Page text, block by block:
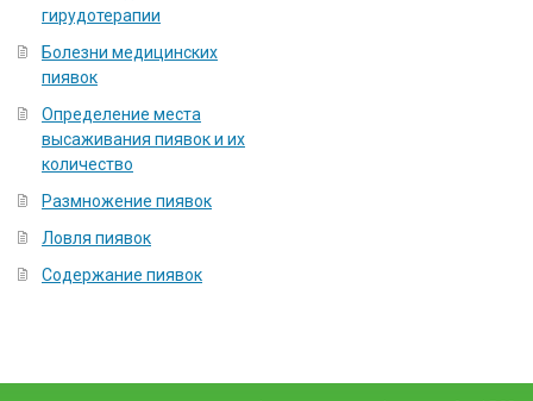
гирудотерапии
Болезни медицинских
пиявок
Определение места
высаживания пиявок и их
количество
Размножение пиявок
Ловля пиявок
Содержание пиявок